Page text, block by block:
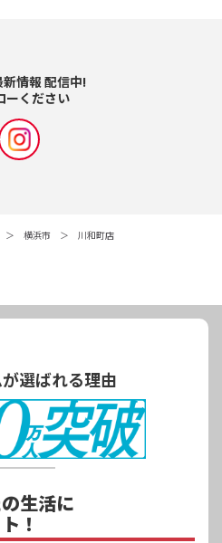
情報 配信中!
ーください
横浜市 川和町店
選ばれる理由
生活に
！